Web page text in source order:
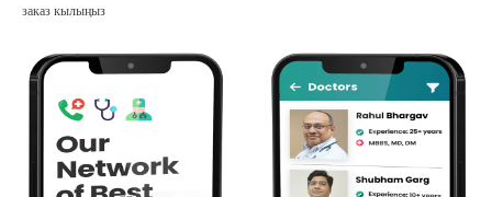
заказ кылыңыз